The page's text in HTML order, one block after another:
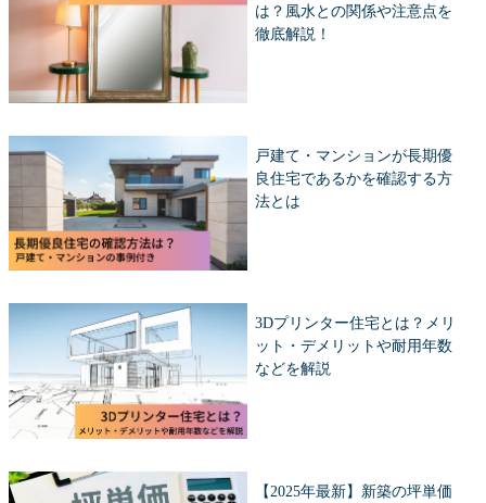
は？風水との関係や注意点を
徹底解説！
戸建て・マンションが長期優
良住宅であるかを確認する方
法とは
3Dプリンター住宅とは？メリ
ット・デメリットや耐用年数
などを解説
【2025年最新】新築の坪単価